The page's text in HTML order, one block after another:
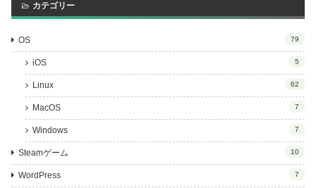
カテゴリー
OS 79
iOS 5
Linux 62
MacOS 7
Windows 7
Steamゲーム 10
WordPress 7